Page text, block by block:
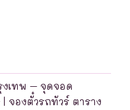
เทพ – จุดจอด
จองตั๋วรถทัวร์ ตาราง